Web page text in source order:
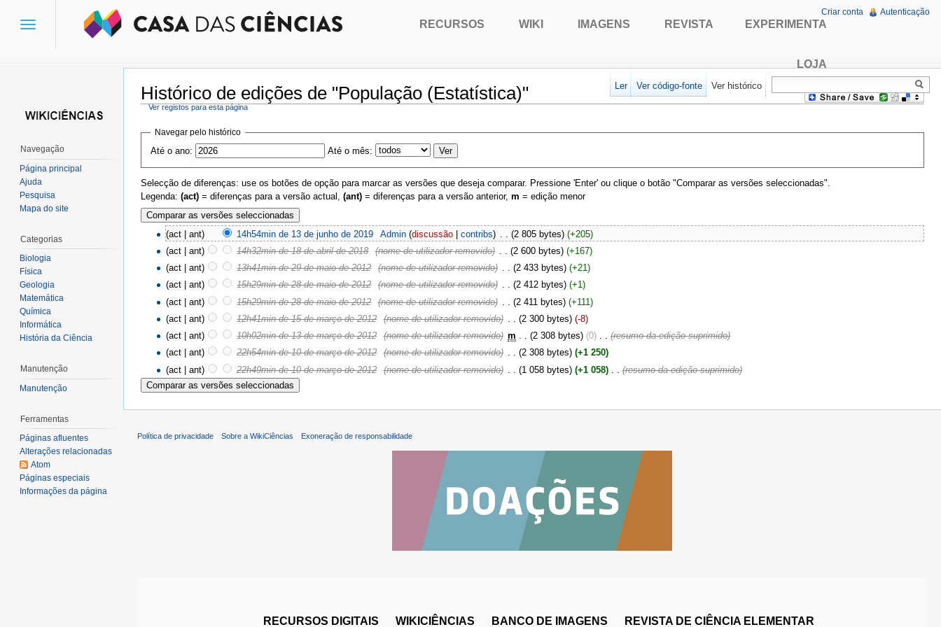
Histórico de edições de "População (Estatística)"
Ver registos para esta página
Navegar pelo histórico
Até o ano: Até o mês:
Selecção de diferenças: use os botões de opção para marcar as versões que deseja comparar. Pressione 'Enter' ou clique o botão "Comparar as versões seleccionadas".
Legenda: (act) = diferenças para a versão actual, (ant) = diferenças para a versão anterior, m = edição menor
(act | ant) 14h54min de 13 de junho de 2019 Admin (discussão| contribs) (2 805 bytes) (+205)
(act | ant)
14h32min de 18 de abril de 2018‎ (nome de utilizador removido) (2 600 bytes) (+167)
(act | ant)
13h41min de 29 de maio de 2012‎ (nome de utilizador removido) . . (2 433 bytes) (+21)
(act | ant)
15h29min de 28 de maio de 2012‎ (nome de utilizador removido) . . (2 412 bytes) (+1)
(act | ant)
15h29min de 28 de maio de 2012‎ (nome de utilizador removido) (2 411 bytes) (+111)
(act | ant)
12h41min de 15 de março de 2012‎ (nome de utilizador removido) (2 300 bytes) (-8)
(act | ant)
10h02min de 13 de março de 2012‎ (nome de utilizador removido) ‎m . . (2 308 bytes) (0) . . (resumo da edição suprimido)
(act | ant)
22h54min de 10 de março de 2012‎ (nome de utilizador removido) . . (2 308 bytes) (+1 250)
(act | ant)
22h49min de 10 de março de 2012‎ (nome de utilizador removido) (1 058 bytes) (+1 058) (resumo da edição suprimido)
Toggle
RECURSOS WIKI IMAGENS REVISTA EXPERIMENTA
LOJA
Criar conta Autenticação
Ler Ver código-fonte Ver histórico
Navegação
Página principal
Ajuda
Pesquisa
Mapa do site
Categorias
Biologia
Física
Geologia
Matemática
Química
Informática
História da Ciência
Manutenção
Manutenção
Ferramentas
Páginas afluentes
Alterações relacionadas
Atom
Páginas especiais
Informações da página
Política de privacidade Sobre a WikiCiências Exoneração de responsabilidade
RECURSOS DIGITAIS WIKICIÊNCIAS BANCO DE IMAGENS REVISTA DE CIÊNCIA ELEMENTAR